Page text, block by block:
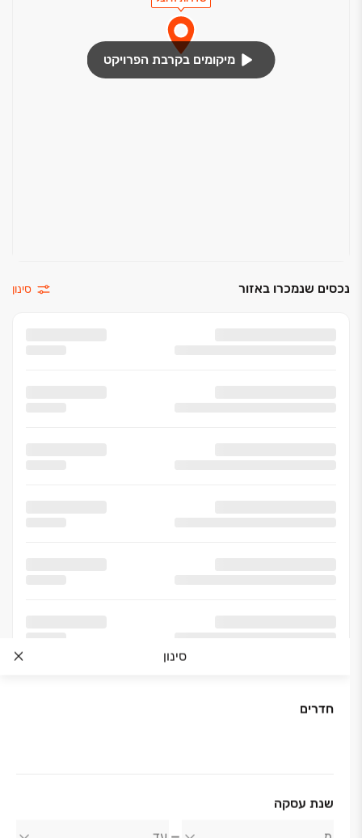
מיקומים בקרבת הפרויקט
נכסים שנמכרו באזור סינון
סינון
חדרים
שנת עסקה